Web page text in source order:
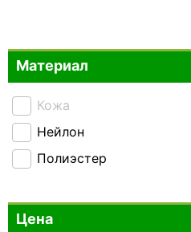
Синий
Материал
Кожа
Нейлон
Полиэстер
Цена